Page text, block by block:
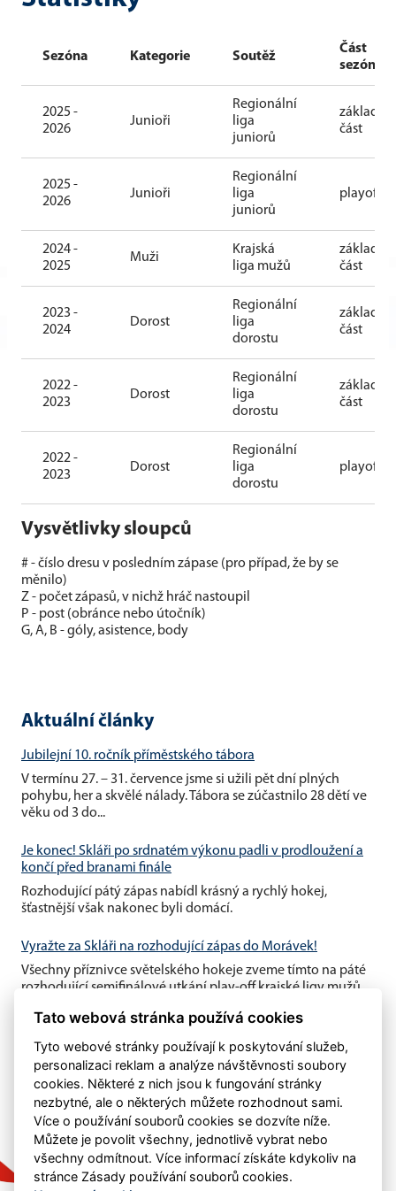
Sezóna Kategorie Soutěž
Část
sezóny
2025 -
2026
Junioři
Regionální
liga
juniorů
základní
část
2025 -
2026
Junioři
Regionální
liga
juniorů
playoff
2024 -
2025
Muži
Krajská
liga mužů
základní
část
2023 -
2024
Dorost
Regionální
liga
dorostu
základní
část
2022 -
2023
Dorost
Regionální
liga
dorostu
základní
část
2022 -
2023
Dorost
Regionální
liga
dorostu
playoff
Vysvětlivky sloupců
# - číslo dresu v posledním zápase (pro případ, že by se
měnilo)
Z - počet zápasů, v nichž hráč nastoupil
P - post (obránce nebo útočník)
G, A, B - góly, asistence, body
Aktuální články
Jubilejní 10. ročník příměstského tábora
V termínu 27. – 31. července jsme si užili pět dní plných
pohybu, her a skvělé nálady. Tábora se zúčastnilo 28 dětí ve
věku od 3 do...
Je konec! Skláři po srdnatém výkonu padli v prodloužení a
končí před branami finále
Rozhodující pátý zápas nabídl krásný a rychlý hokej,
šťastnější však nakonec byli domácí.
Vyražte za Skláři na rozhodující zápas do Morávek!
Všechny příznivce světelského hokeje zveme tímto na páté
rozhodující semifinálové utkání play-off krajské ligy mužů,
Tato webová stránka používá cookies
Tyto webové stránky používají k poskytování služeb,
personalizaci reklam a analýze návštěvnosti soubory
cookies. Některé z nich jsou k fungování stránky
nezbytné, ale o některých můžete rozhodnout sami.
Více o používání souborů cookies se dozvíte níže.
Můžete je povolit všechny, jednotlivě vybrat nebo
všechny odmítnout. Více informací získáte kdykoliv na
stránce Zásady používání souborů cookies.